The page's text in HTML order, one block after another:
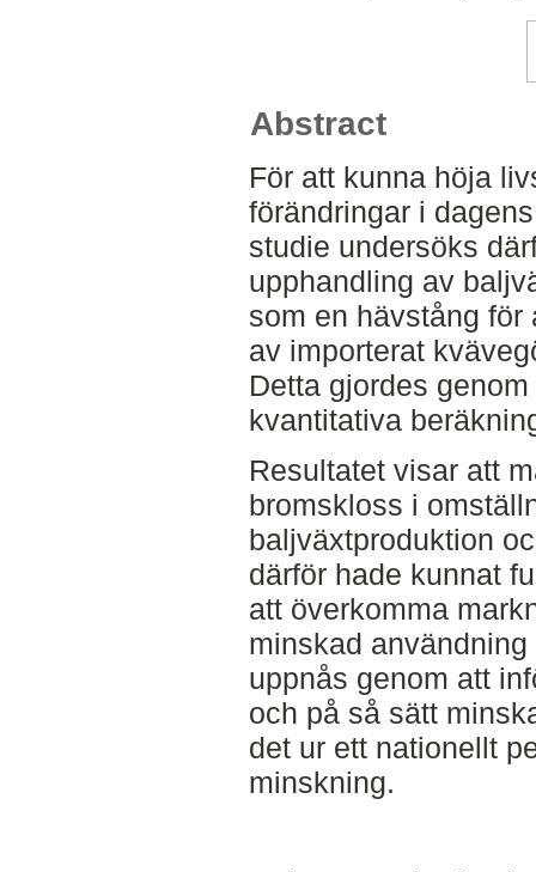
Abstract
För att kunna höja
förändringar i
studie undersöks
upphandling av
som en hävstång för
av importerat
Detta gjordes
kvantitativa
Resultatet visar att
bromskloss i
baljväxtproduktion
därför hade kunnat
att överkomma
minskad
uppnås genom att
och på så sätt
det ur ett nationellt
minskning.